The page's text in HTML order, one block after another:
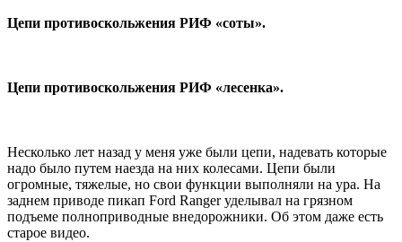
Цепи противоскольжения РИФ «соты».
Цепи противоскольжения РИФ «лесенка».
Несколько лет назад у меня уже были цепи, надевать которые
надо было путем наезда на них колесами. Цепи были
огромные, тяжелые, но свои функции выполняли на ура. На
заднем приводе пикап Ford Ranger уделывал на грязном
подъеме полноприводные внедорожники. Об этом даже есть
старое видео.